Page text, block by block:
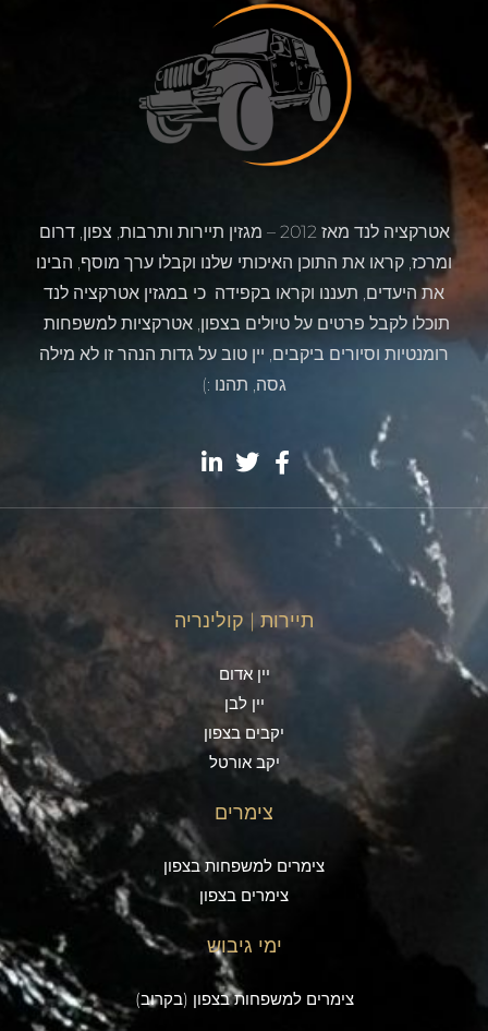
אטרקציה לנד מאז 2012 – מגזין תיירות ותרבות, צפון, דרום
ומרכז, קראו את התוכן האיכותי שלנו וקבלו ערך מוסף, הבינו
את היעדים, תעננו וקראו בקפידה כי במגזין אטרקציה לנד
תוכלו לקבל פרטים על טיולים בצפון, אטרקציות למשפחות
רומנטיות וסיורים ביקבים, יין טוב על גדות הנהר זו לא מילה
גסה, תהנו :)
תיירות | קולינריה
יין אדום
יין לבן
יקבים בצפון
יקב אורטל
צימרים
צימרים למשפחות בצפון
צימרים בצפון
ימי גיבוש
צימרים למשפחות בצפון (בקרוב)